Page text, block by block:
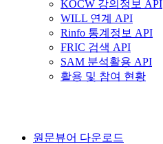
KOCW 강의정보 API
WILL 연계 API
Rinfo 통계정보 API
FRIC 검색 API
SAM 분석활용 API
활용 및 참여 현황
원문뷰어 다운로드